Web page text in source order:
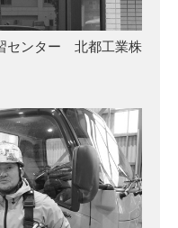
センター 北都工業株